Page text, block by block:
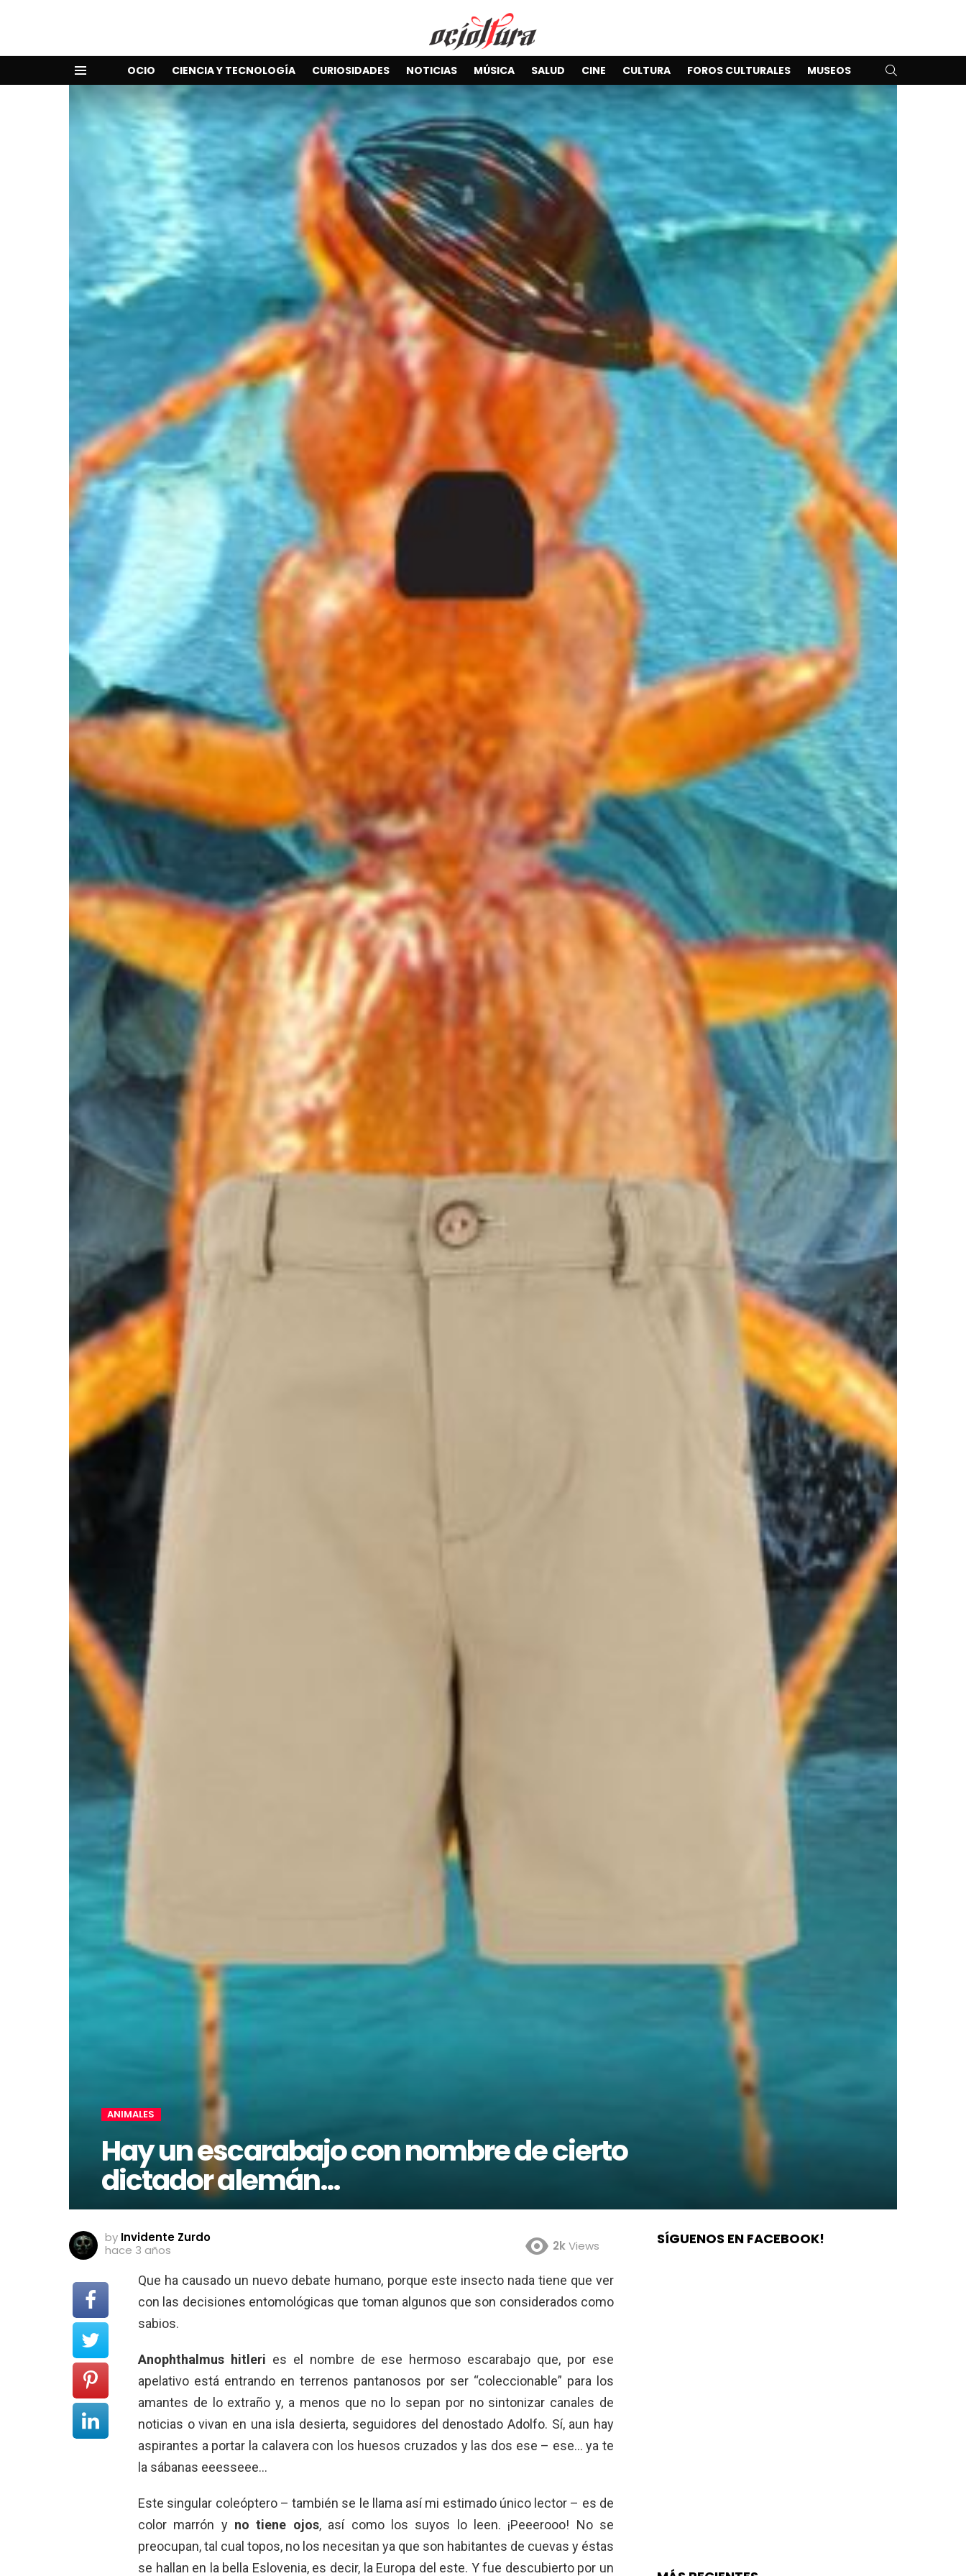
OCIO CIENCIA Y TECNOLOGÍA CURIOSIDADES NOTICIAS MÚSICA SALUD CINE CULTURA FOROS CULTURALES MUSEOS
ANIMALES
Hay un escarabajo con nombre de cierto
dictador alemán…
by Invidente Zurdo
hace 3 años
2kViews
Que ha causado un nuevo debate humano, porque este insecto nada tiene que ver
con las decisiones entomológicas que toman algunos que son considerados como
sabios.
Anophthalmus hitleri es el nombre de ese hermoso escarabajo que, por ese
apelativo está entrando en terrenos pantanosos por ser “coleccionable” para los
amantes de lo extraño y, a menos que no lo sepan por no sintonizar canales de
noticias o vivan en una isla desierta, seguidores del denostado Adolfo. Sí, aun hay
aspirantes a portar la calavera con los huesos cruzados y las dos ese – ese… ya te
la sábanas eeesseee…
Este singular coleóptero – también se le llama así mi estimado único lector – es de
color marrón y no tiene ojos, así como los suyos lo leen. ¡Peeerooo! No se
preocupan, tal cual topos, no los necesitan ya que son habitantes de cuevas y éstas
se hallan en la bella Eslovenia, es decir, la Europa del este. Y fue descubierto por un
SÍGUENOS EN FACEBOOK!